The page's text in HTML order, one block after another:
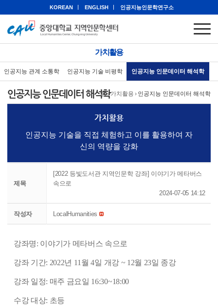
KOREAN ENGLISH 인공지능인문학연구소
가치활용
인공지능 관계 소통학 인공지능 기술 비평학 인공지능 인문데이터 해석학
홈›가치활용 › 인공지능 인문데이터 해석학
인공지능 인문데이터 해석학
가치활용
인공지능 기술을 직접 체험하고 이를 활용하여 자
신의 역량을 강화
제목
[2022 등빛도서관 지역인문학 강좌] 이야기가 메타버스
속으로
2024-07-05 14:12
작성자 LocalHumanities
강좌명: 이야기가 메타버스 속으로
강좌 기간: 2022년 11월 4일 개강 ~ 12월 23일 종강
강좌 일정: 매주 금요일 16:30~18:00
수강 대상: 초등